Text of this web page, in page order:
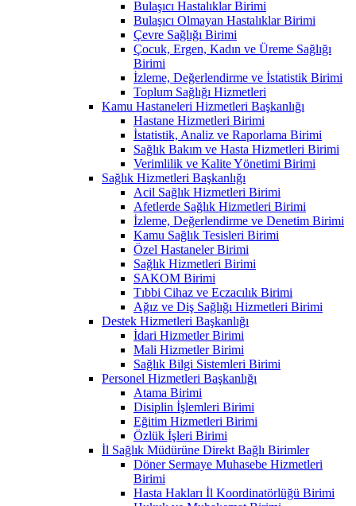
Bulaşıcı Hastalıklar Birimi
Bulaşıcı Olmayan Hastalıklar Birimi
Çevre Sağlığı Birimi
Çocuk, Ergen, Kadın ve Üreme Sağlığı
Birimi
İzleme, Değerlendirme ve İstatistik Birimi
Toplum Sağlığı Hizmetleri
Kamu Hastaneleri Hizmetleri Başkanlığı
Hastane Hizmetleri Birimi
İstatistik, Analiz ve Raporlama Birimi
Sağlık Bakım ve Hasta Hizmetleri Birimi
Verimlilik ve Kalite Yönetimi Birimi
Sağlık Hizmetleri Başkanlığı
Acil Sağlık Hizmetleri Birimi
Afetlerde Sağlık Hizmetleri Birimi
İzleme, Değerlendirme ve Denetim Birimi
Kamu Sağlık Tesisleri Birimi
Özel Hastaneler Birimi
Sağlık Hizmetleri Birimi
SAKOM Birimi
Tıbbi Cihaz ve Eczacılık Birimi
Ağız ve Diş Sağlığı Hizmetleri Birimi
Destek Hizmetleri Başkanlığı
İdari Hizmetler Birimi
Mali Hizmetler Birimi
Sağlık Bilgi Sistemleri Birimi
Personel Hizmetleri Başkanlığı
Atama Birimi
Disiplin İşlemleri Birimi
Eğitim Hizmetleri Birimi
Özlük İşleri Birimi
İl Sağlık Müdürüne Direkt Bağlı Birimler
Döner Sermaye Muhasebe Hizmetleri
Birimi
Hasta Hakları İl Koordinatörlüğü Birimi